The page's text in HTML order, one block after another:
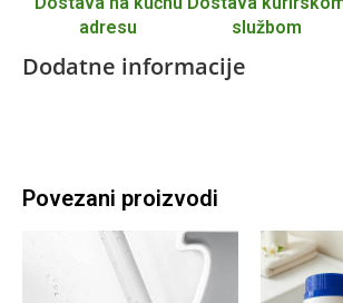
adresu
službom
Dodatne informacije
Povezani proizvodi